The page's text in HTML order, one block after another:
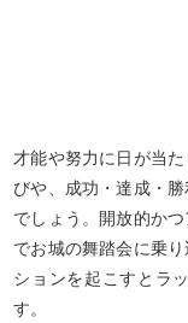
才能や努力に日が当
びや、成功・達成・
でしょう。開放的か
でお城の舞踏会に乗
ションを起こすとラ
す。